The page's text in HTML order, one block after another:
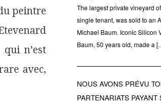
peintre
n’est
avec,
The largest private vineyard
single tenant, was sold to an
Michael Baum. Iconic Silicon
Baum, 50 years old, made a
NOUS AVONS PRÉVU
PARTENARIATS PAYANT